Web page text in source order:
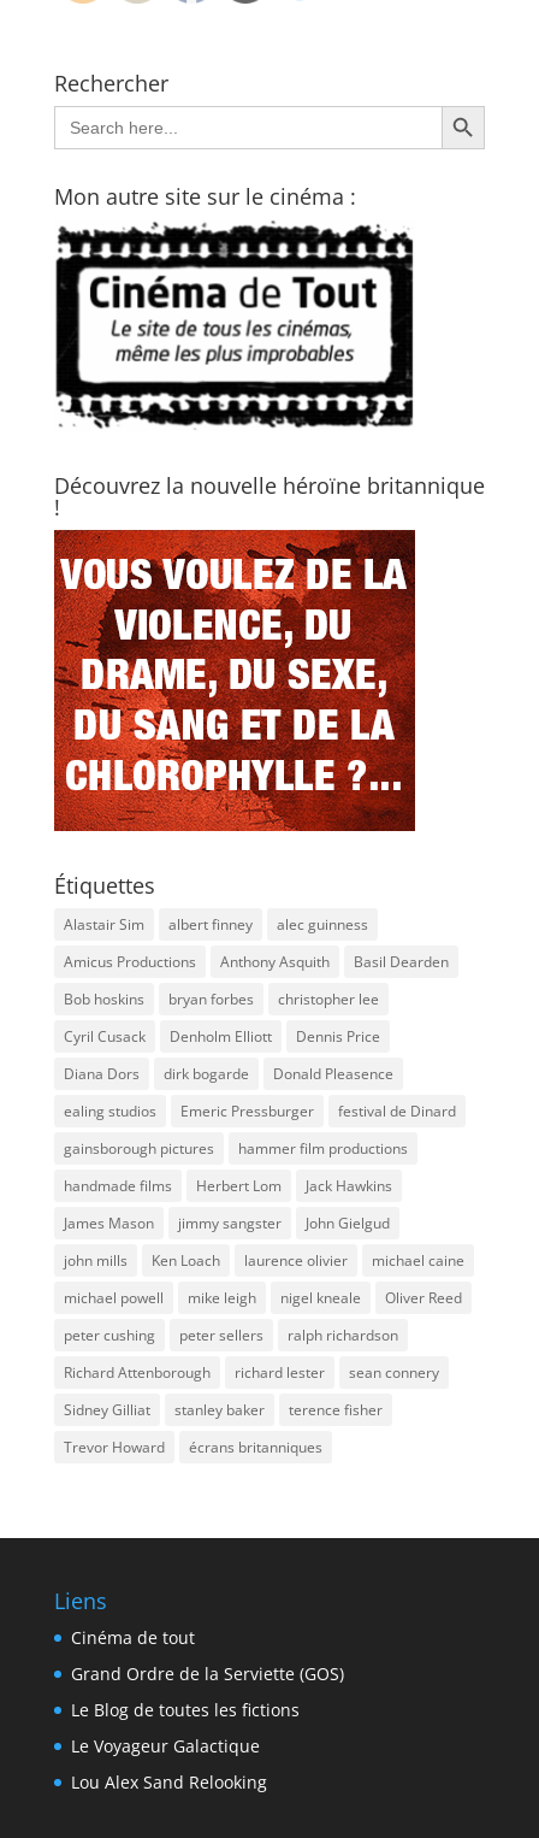
Rechercher
Search
for:
Search Button
Mon autre site sur le cinéma :
Découvrez la nouvelle héroïne britannique
!
Étiquettes
Alastair Sim albert finney
alec guinness
Amicus Productions
Anthony Asquith
Basil Dearden
Bob hoskins
bryan forbes
christopher lee
Cyril Cusack
Denholm Elliott
Dennis Price
Diana Dors
dirk bogarde
Donald Pleasence
ealing studios
Emeric Pressburger
festival de Dinard
gainsborough pictures
hammer film productions
handmade films
Herbert Lom
Jack Hawkins
James Mason
jimmy sangster
John Gielgud
john mills
Ken Loach laurence olivier
michael caine
michael powell
mike leigh nigel kneale
Oliver Reed
peter cushing
peter sellers
ralph richardson
Richard Attenborough
richard lester
sean connery
Sidney Gilliat
stanley baker
terence fisher
Trevor Howard
écrans britanniques
Liens
Cinéma de tout
Grand Ordre de la Serviette (GOS)
Le Blog de toutes les fictions
Le Voyageur Galactique
Lou Alex Sand Relooking